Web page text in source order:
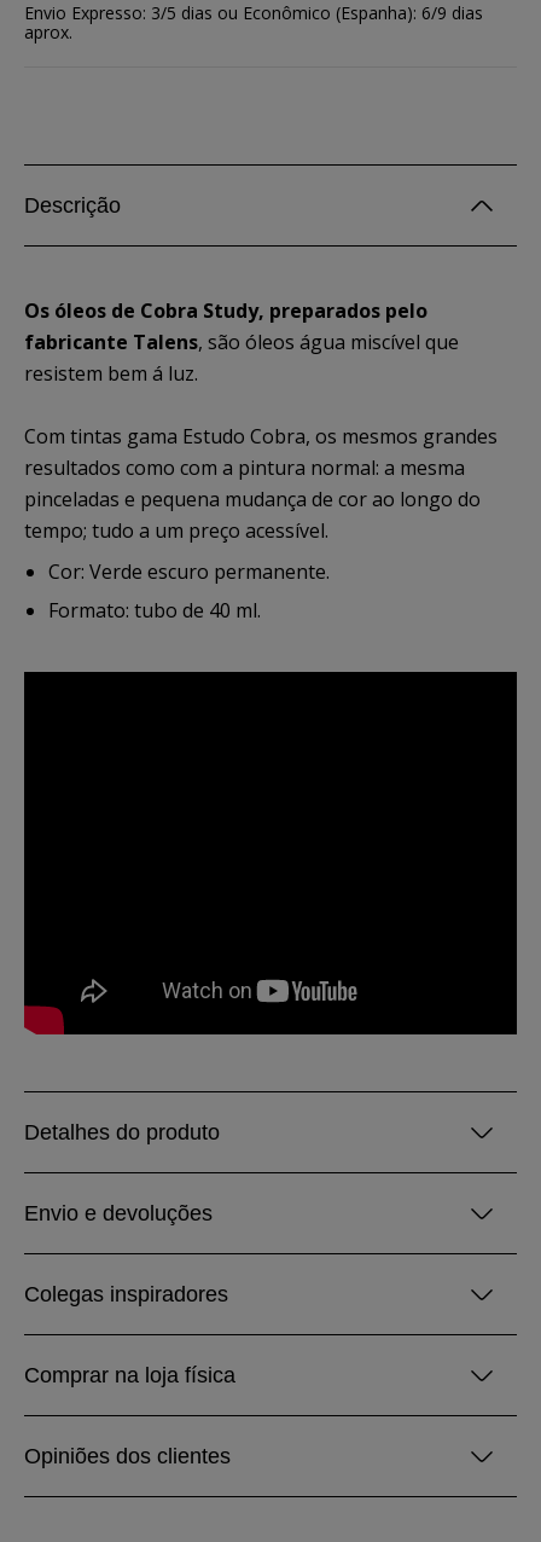
Envio Expresso: 3/5 dias ou Econômico (Espanha): 6/9 dias
aprox.
Descrição
Os óleos de Cobra Study, preparados pelo
fabricante Talens, são óleos água miscível que
resistem bem á luz.
Com tintas gama Estudo Cobra, os mesmos grandes
resultados como com a pintura normal: a mesma
pinceladas e pequena mudança de cor ao longo do
tempo; tudo a um preço acessível.
Cor: Verde escuro permanente.
Formato: tubo de 40 ml.
Detalhes do produto
Envio e devoluções
Colegas inspiradores
Comprar na loja física
Opiniões dos clientes